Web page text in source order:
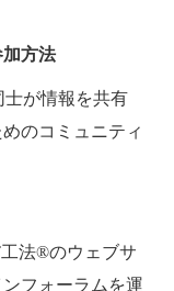
方法
が情報を共有
のコミュニティ
法®のウェブサ
フォーラムを運